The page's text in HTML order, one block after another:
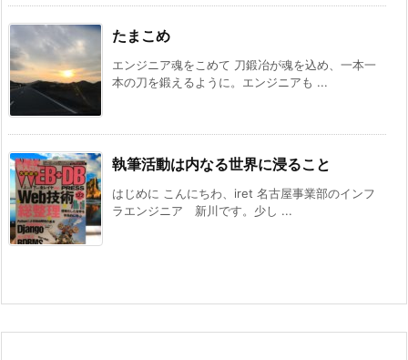
たまこめ
エンジニア魂をこめて 刀鍛冶が魂を込め、一本一
本の刀を鍛えるように。エンジニアも ...
執筆活動は内なる世界に浸ること
はじめに こんにちわ、iret 名古屋事業部のインフ
ラエンジニア 新川です。少し ...